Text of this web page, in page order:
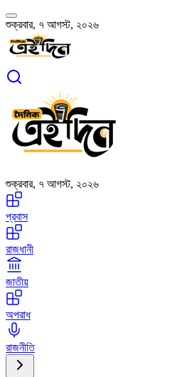
শুক্রবার, ৭ আগস্ট, ২০২৬
শুক্রবার, ৭ আগস্ট, ২০২৬
প্রবাস
রাজধানী
জাতীয়
অপরাধ
রাজনীতি